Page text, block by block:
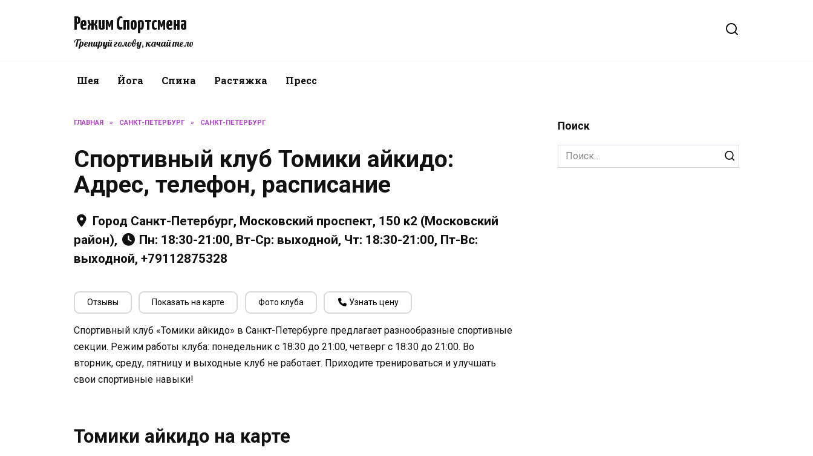
Режим Спортсмена
Тренируй голову, качай тело
Шея Йога Спина Растяжка Пресс
ГЛАВНАЯ » САНКТ-ПЕТЕРБУРГ » САНКТ-ПЕТЕРБУРГ
Спортивный клуб Томики айкидо:
Адрес, телефон, расписание
Город Санкт-Петербург, Московский проспект, 150 к2 (Московский
район),
Пн: 18:30-21:00, Вт-Ср: выходной, Чт: 18:30-21:00, Пт-Вс:
выходной, +79112875328
Отзывы Показать на карте Фото клуба Узнать цену
Спортивный клуб «Томики айкидо» в Санкт-Петербурге предлагает разнообразные спортивные
секции. Режим работы клуба: понедельник с 18:30 до 21:00, четверг с 18:30 до 21:00. Во
вторник, среду, пятницу и выходные клуб не работает. Приходите тренироваться и улучшать
свои спортивные навыки!
Томики айкидо на карте
Поиск
Search
for: